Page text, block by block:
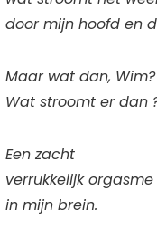
door mijn hoofd en
Maar wat dan, Wim?
Wat stroomt er dan
Een zacht
verrukkelijk orgasme
in mijn brein.